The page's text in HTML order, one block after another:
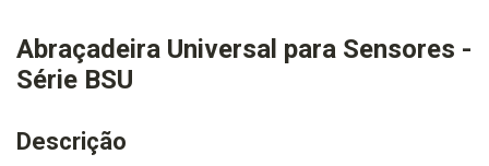
Abraçadeira Universal para Sensores -
Série BSU
Descrição